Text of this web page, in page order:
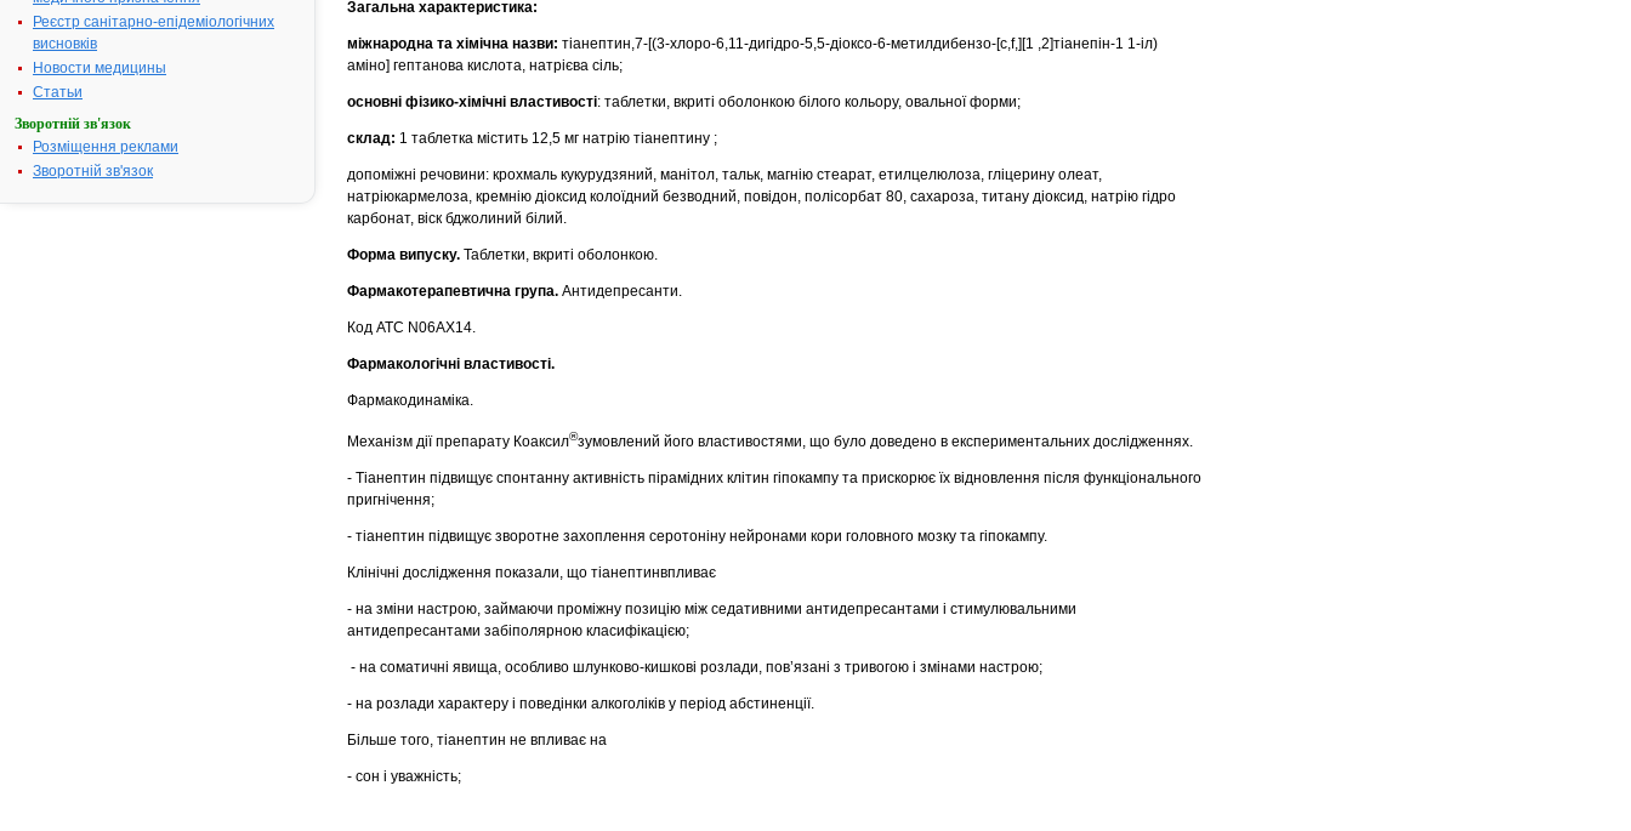
Реєстр санітарно-епідеміологічних
висновків
Новости медицины
Статьи
Зворотній зв'язок
Розміщення реклами
Зворотній зв'язок
Загальна характеристика:
міжнародна та хімічна назви: тiанептин,7-[(3-хлоро-6,11-дигiдро-5,5-дiоксо-6-метилдибензо-[с,f,][1 ,2]тiанепiн-1 1-iл)
амiно] гептанова кислота, натрiєва сiль;
основні фiзико-хiмiчнi властивості: таблетки, вкритi оболонкою білого кольору, овальної форми;
склад: 1 таблетка містить 12,5 мг натрію тіанептину ;
допоміжні речовини: крохмаль кукурудзяний, манiтол, тальк, магнiю стеарат, етилцелюлоза, гліцерину олеат,
натріюкармелоза, кремнію діоксид колоїдний безводний, повідон, полісорбат 80, сахароза, титану діоксид, натрію гідро
карбонат, віск бджолиний білий.
Форма випуску. Таблетки, вкриті оболонкою.
Фармакотерапевтична група. Антидепресанти.
Код ATC N06AX14.
Фармакологiчнi властивостi.
Фармакодинаміка.
Механізм дії препарату Коаксил®зумовлений його властивостями, що було доведено в експериментальних дослідженнях.
- Тіанептин підвищує спонтанну активність пірамідних клітин гіпокампу та прискорює їх відновлення після функціонального
пригнічення;
- тіанептин підвищує зворотне захоплення серотоніну нейронами кори головного мозку та гіпокампу.
Клінічні дослідження показали, що тіанептинвпливає
- на зміни настрою, займаючи проміжну позицію між седативними антидепресантами i стимулювальними
антидепресантами забiполярною класифікацією;
- на соматичні явища, особливо шлунково-кишкові розлади, пов’язані з тривогою i змінами настрою;
- на розлади характеру i поведінки алкоголіків у період абстиненції.
Більше того, тіанептин не впливає на
- сон i уважність;